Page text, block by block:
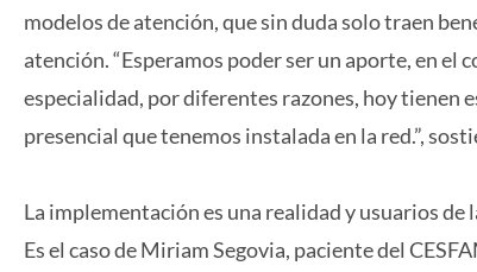
modelos de atención, que sin duda solo traen
atención. “Esperamos poder ser un aporte, en el
especialidad, por diferentes razones, hoy tienen
presencial que tenemos instalada en la red.”,
La implementación es una realidad y usuarios de
Es el caso de Miriam Segovia, paciente del